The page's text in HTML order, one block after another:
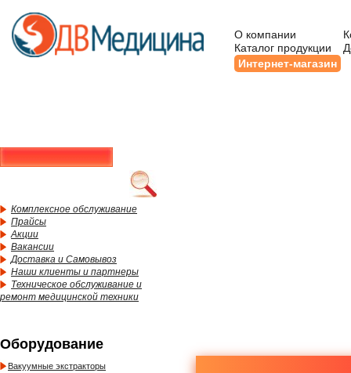
О компании
Каталог продукции
Интернет-магазин
Комплексное обслуживание
Прайсы
Акции
Вакансии
Доставка и Самовывоз
Наши клиенты и партнеры
Техническое обслуживание и
ремонт медицинской техники
Оборудование
Вакуумные экстракторы